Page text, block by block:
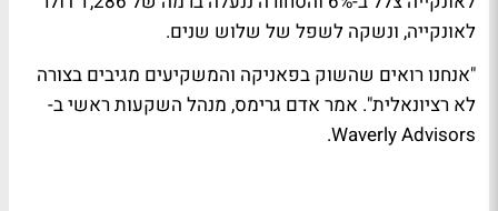
לאונקייה, ונשקה לשפל של שלוש שנים.
"אנחנו רואים שהשוק בפאניקה והמשקיעים מגיבים בצורה
לא רציונאלית". אמר אדם גרימס, מנהל השקעות ראשי ב-
Waverly Advisors.